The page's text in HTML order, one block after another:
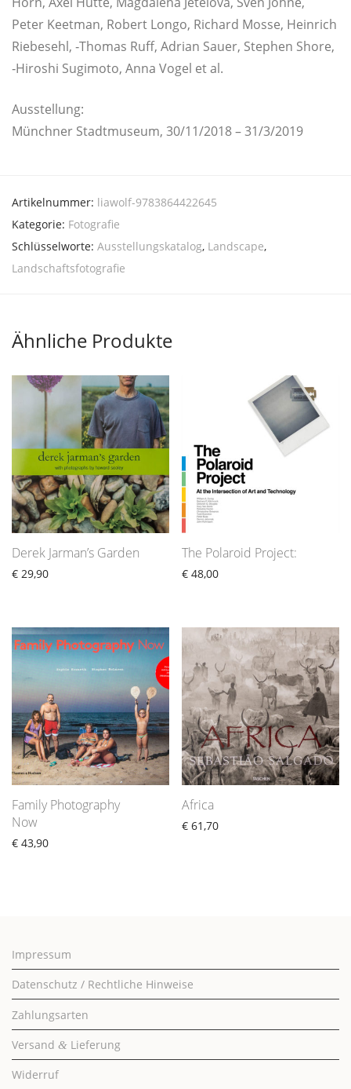
Peter Keet­man, Robert Lon­go, Richard Mos­se, Hein­rich
Rie­bes­ehl, ‑Tho­mas Ruff, Adri­an Sau­er, Ste­phen Shore,
‑Hiro­shi Sugi­mo­to, Anna Vogel et al.
Aus­stel­lung:
Münch­ner Stadt­mu­se­um, 30/11/2018 – 31/3/2019
Artikelnummer: liawolf-9783864422645
Kategorie: Fotografie
Schlüsselworte: Ausstellungskatalog, Landscape,
Landschaftsfotografie
Ähnliche Produkte
Derek Jarman’s Garden
€ 29,90
The Polaroid Project:
€ 48,00
Family Photography
Now
€ 43,90
Africa
€ 61,70
Impressum
Datenschutz / Rechtliche Hinweise
Zahlungsarten
Versand & Lieferung
Widerruf